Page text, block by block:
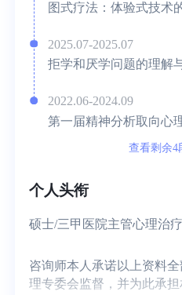
图式疗法：体验式技术
2025.07-2025.07
拒学和厌学问题的理解
2022.06-2024.09
第一届精神分析取向心
查看剩余4
个人头衔
硕士/三甲医院主管心理治
咨询师本人承诺以上资料
理专委会监督，并为此承担